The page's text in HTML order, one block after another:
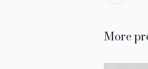
More